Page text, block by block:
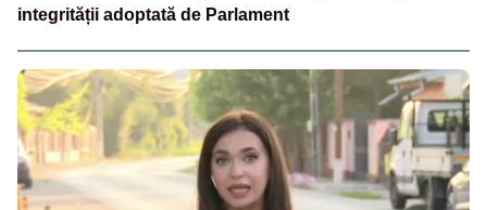
integrității adoptată de Parlament